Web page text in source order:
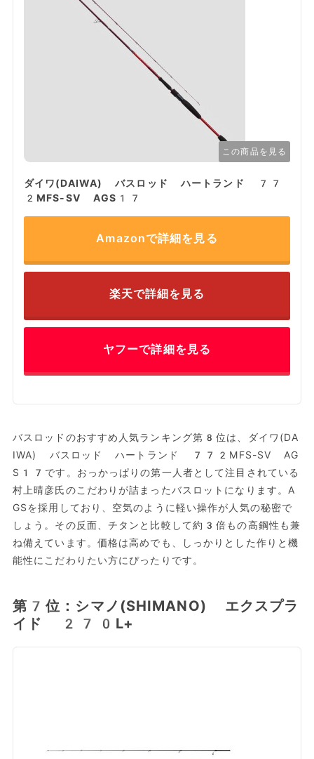
この商品を見る
ダイワ(DAIWA) バスロッド ハートランド 77
2MFS-SV AGS17
Amazonで詳細を見る
楽天で詳細を見る
ヤフーで詳細を見る
バスロッドのおすすめ人気ランキング第8位は、ダイワ(DA
IWA) バスロッド ハートランド 772MFS-SV AG
S17です。おっかっぱりの第一人者として注目されている
村上晴彦氏のこだわりが詰まったバスロットになります。A
GSを採用しており、空気のように軽い操作が人気の秘密で
しょう。その反面、チタンと比較して約3倍もの高鋼性も兼
ね備えています。価格は高めでも、しっかりとした作りと機
能性にこだわりたい方にぴったりです。
第7位：シマノ(SHIMANO) エクスプラ
イド 270L+